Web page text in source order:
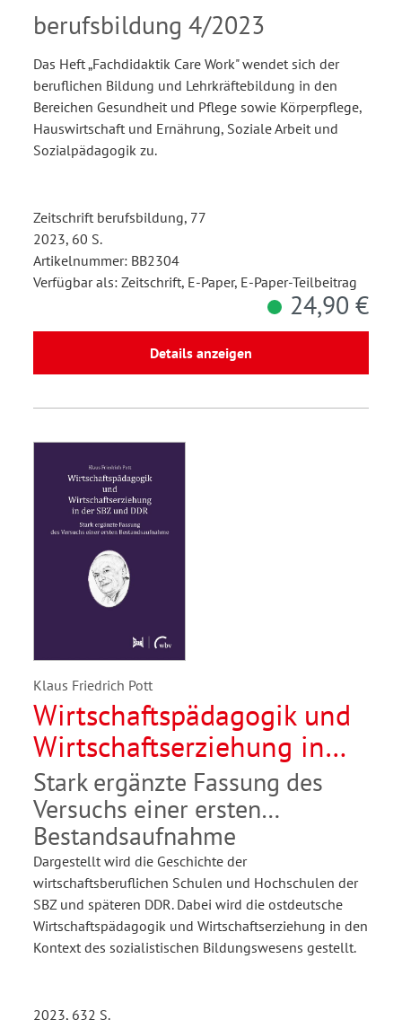
berufsbildung 4/2023
Das Heft „Fachdidaktik Care Work" wendet sich der
beruflichen Bildung und Lehrkräftebildung in den
Bereichen Gesundheit und Pflege sowie Körperpflege,
Hauswirtschaft und Ernährung, Soziale Arbeit und
Sozialpädagogik zu.
Zeitschrift berufsbildung, 77
2023, 60 S.
Artikelnummer: BB2304
Verfügbar als: Zeitschrift, E-Paper, E-Paper-Teilbeitrag
24,90 €
Details anzeigen
Klaus Friedrich Pott
Wirtschaftspädagogik und
Wirtschaftserziehung in
der SBZ und DDR
Stark ergänzte Fassung des
Versuchs einer ersten
Bestandsaufnahme
Dargestellt wird die Geschichte der
wirtschaftsberuflichen Schulen und Hochschulen der
SBZ und späteren DDR. Dabei wird die ostdeutsche
Wirtschaftspädagogik und Wirtschaftserziehung in den
Kontext des sozialistischen Bildungswesens gestellt.
2023, 632 S.